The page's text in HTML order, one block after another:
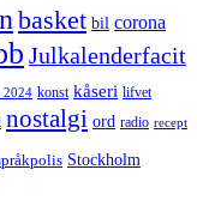
basket bil corona
Julkalenderfacit
2024 konst kåseri lifvet
nostalgi ord radio recept
Stockholm